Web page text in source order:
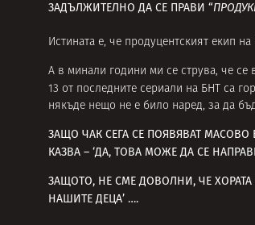
ЗАДЪЛЖИТЕЛНО ДА СЕ ПРАВИ “
Истината е, че продуцентският екип
А в минали години ми се струва, че се
13 от последните сериали на БНТ са
някъде нещо не е било наред, за да
ЗАЩО ЧАК СЕГА СЕ ПОЯВЯВАТ МАСОВО
КАЗВА – ‘ДА, ТОВА МОЖЕ ДА СЕ
ЗАЩОТО, НЕ СМЕ ДОВОЛНИ, ЧЕ
НАШИТЕ ДЕЦА’ ….